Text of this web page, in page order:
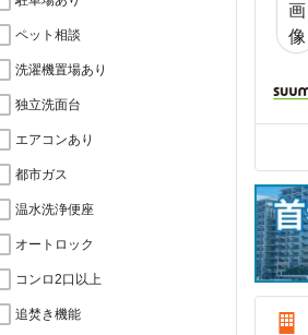
ペット相談
洗濯機置場あり
独立洗面台
エアコンあり
都市ガス
温水洗浄便座
オートロック
コンロ2口以上
追焚き機能